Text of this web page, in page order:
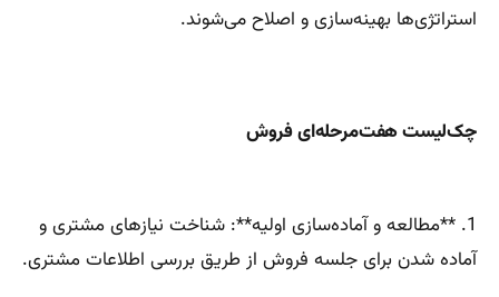
استراتژی‌ها بهینه‌سازی و اصلاح می‌شوند.
چک‌لیست هفت‌مرحله‌ای فروش
1. **مطالعه و آماده‌سازی اولیه**: شناخت نیازهای مشتری و
آماده شدن برای جلسه فروش از طریق بررسی اطلاعات مشتری.